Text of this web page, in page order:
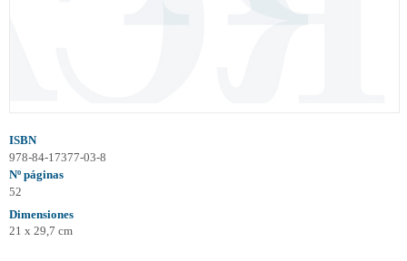
ISBN
978-84-17377-03-8
Nº páginas
52
Dimensiones
21 x 29,7 cm